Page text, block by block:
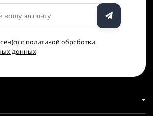
с политикой обработки
данных